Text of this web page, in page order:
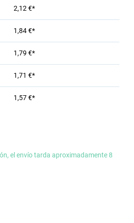
2,12 €*
1,84 €*
1,79 €*
1,71 €*
1,57 €*
el envío tarda aproximadamente 8